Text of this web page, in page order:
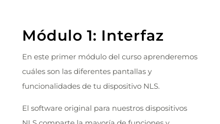
Módulo 1: Interfaz
En este primer módulo del curso aprenderemos
cuáles son las diferentes pantallas y
funcionalidades de tu dispositivo NLS.
El software original para nuestros dispositivos